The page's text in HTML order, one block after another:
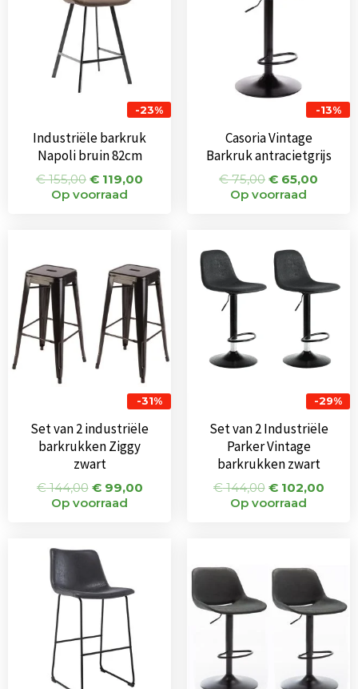
-23%
Industriële barkruk
Napoli bruin 82cm
€155,00 € 119,00
Op voorraad
-13%
Casoria Vintage
Barkruk antracietgrijs
€75,00 € 65,00
Op voorraad
-31%
Set van 2 industriële
barkrukken Ziggy
zwart
€144,00
was:
€ 144,00.
€99,00
is:
€ 99,00.
Op voorraad
-29%
Set van 2 Industriële
Parker Vintage
barkrukken zwart
€144,00
prijs
was:
€ 144,00.
€102,00
€
Op voorraad
prijs
was:
€ 135,00.
was:
€ 184,00.€